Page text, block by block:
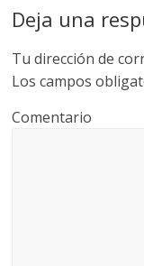
Deja una
Tu dirección de
Los campos
Comentario